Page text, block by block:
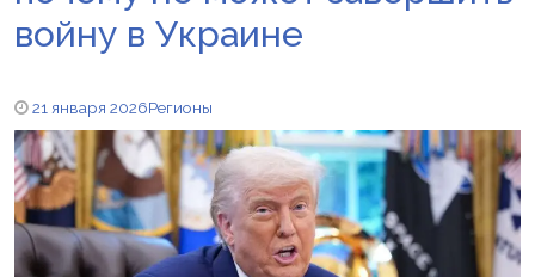
войну в Украине
21 января 2026Регионы